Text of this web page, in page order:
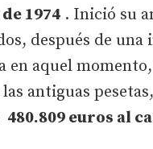
1974 . Inició su
después de una
en aquel momento,
antiguas
480.809 euros al